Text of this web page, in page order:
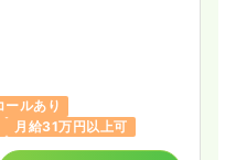
ールあり
月給31万円以上可